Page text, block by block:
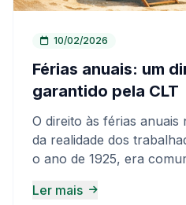
10/02/2026
Férias anuais: um
garantido pela CLT
O direito às férias
da realidade dos
o ano de 1925, era
período legal de
Ler mais